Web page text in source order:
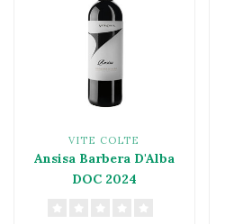
VITE COLTE
Ansisa Barbera D'Alba
DOC 2024